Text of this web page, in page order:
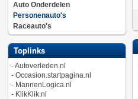
Auto Onderdelen
Personenauto's
Raceauto's
Toplinks
-Autoverleden.nl
- Occasion.startpagina.nl
- MannenLogica.nl
- KlikKlik.nl